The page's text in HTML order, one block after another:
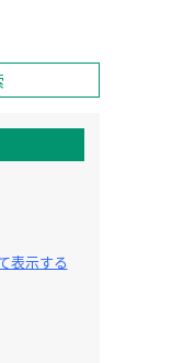
表示する